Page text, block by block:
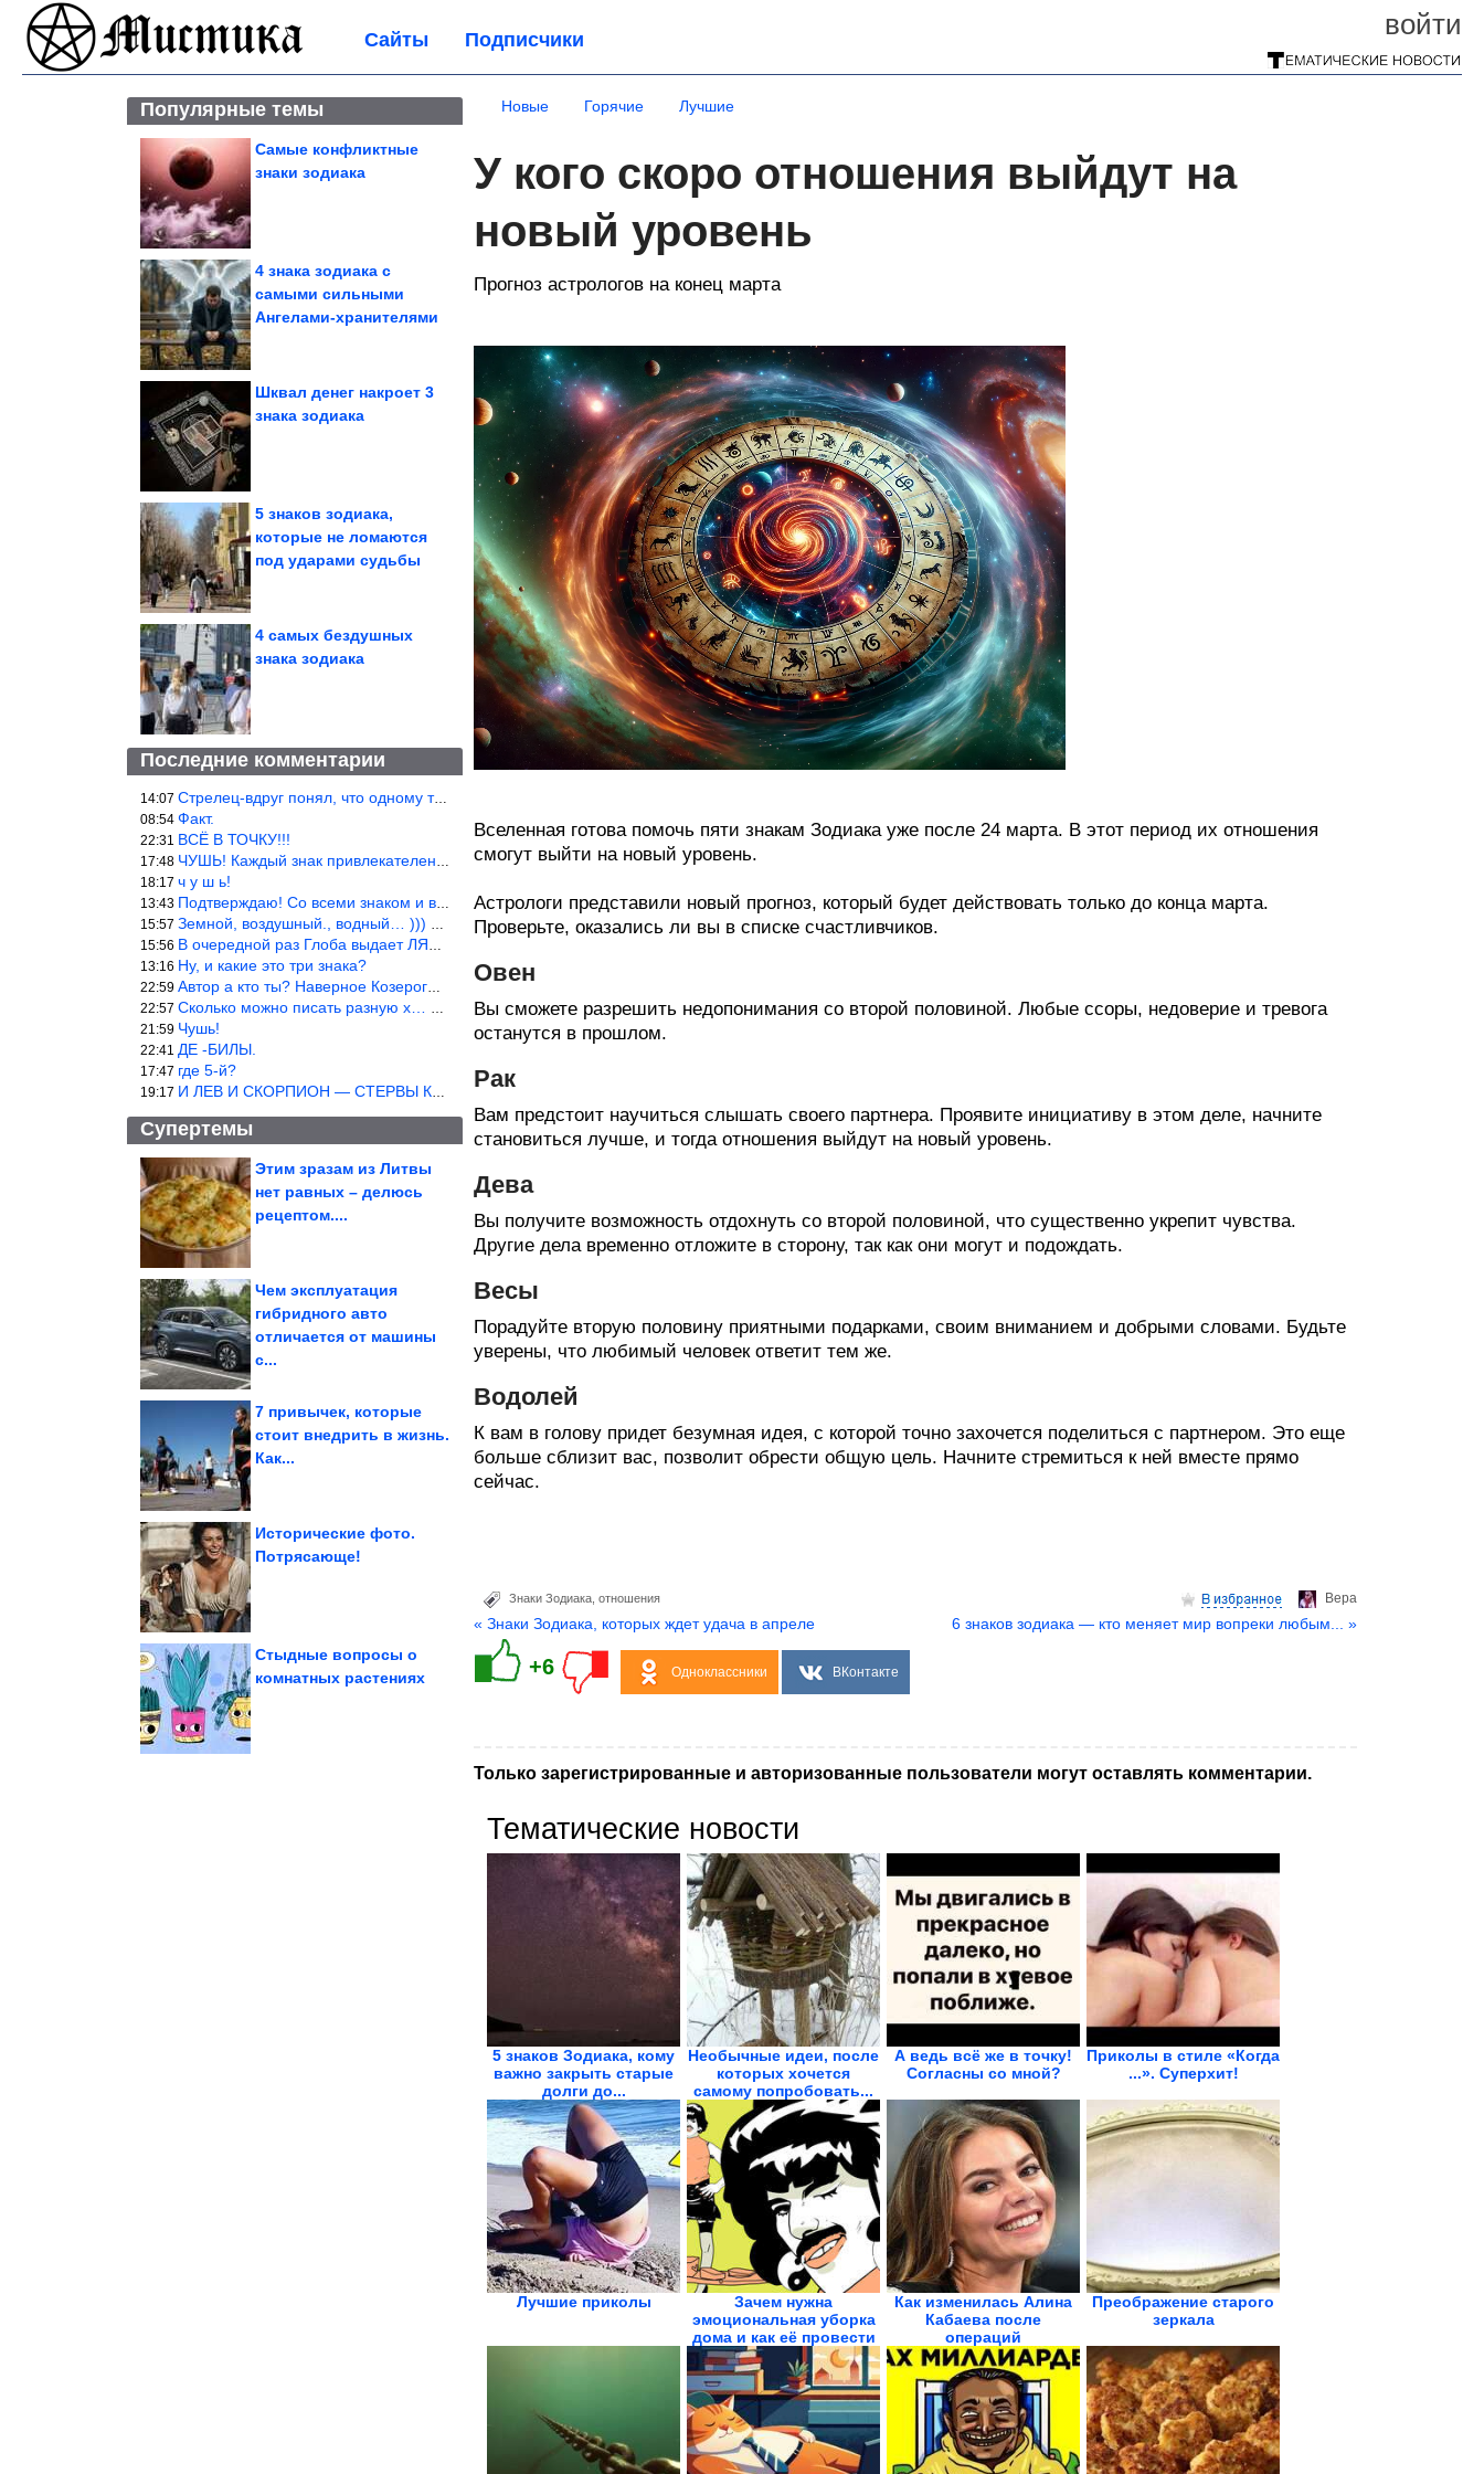
войти
Сайты Подписчики
Популярные темы
Самые конфликтные
знаки зодиака
4 знака зодиака с
самыми сильными
Ангелами-хранителями
Шквал денег накроет 3
знака зодиака
5 знаков зодиака,
которые не ломаются
под ударами судьбы
4 самых бездушных
знака зодиака
Последние комментарии
14:07 Стрелец-вдруг понял, что одному то и жить легче.
08:54 Факт.
22:31 ВСЁ В ТОЧКУ!!!
17:48 ЧУШЬ! Каждый знак привлекателен! И среди Весов, Близнецов встреч
18:17 ч у ш ь!
13:43 Подтверждаю! Со всеми знаком и все одиноки и Я )))
15:57 Земной, воздушный., водный… ))) выбери сам трех из 9 )))
15:56 В очередной раз Глоба выдает ЛЯП! А корректоры, редакторы пропус
13:16 Ну, и какие это три знака?
22:59 Автор а кто ты? Наверное Козерог… Рога жена Рыба наставила ))
22:57 Сколько можно писать разную х… йню? Автор что то обкурился?
21:59 Чушь!
22:41 ДЕ -БИЛЫ.
17:47 где 5-й?
19:17 И ЛЕВ И СКОРПИОН — СТЕРВЫ КАКИХ ЕЩЕ ПОИСКАТЬ НАДО
Супертемы
Простая привычка
поломки во время...
Этим зразам из Литвы
нет равных – делюсь
рецептом....
Чем эксплуатация
гибридного авто
отличается от машины
с...
7 привычек, которые
стоит внедрить в жизнь.
Как...
Ещё 10 уникальных мест
Исторические фото.
Потрясающе!
Стыдные вопросы о
комнатных растениях
Новые Горячие Лучшие
У кого скоро отношения выйдут на
новый уровень
Прогноз астрологов на конец марта
Вселенная готова помочь пяти знакам Зодиака уже после 24 марта. В этот период их отношения
смогут выйти на новый уровень.
Астрологи представили новый прогноз, который будет действовать только до конца марта.
Проверьте, оказались ли вы в списке счастливчиков.
Овен
Вы сможете разрешить недопонимания со второй половиной. Любые ссоры, недоверие и тревога
останутся в прошлом.
Рак
Вам предстоит научиться слышать своего партнера. Проявите инициативу в этом деле, начните
становиться лучше, и тогда отношения выйдут на новый уровень.
Дева
Вы получите возможность отдохнуть со второй половиной, что существенно укрепит чувства.
Другие дела временно отложите в сторону, так как они могут и подождать.
Весы
Порадуйте вторую половину приятными подарками, своим вниманием и добрыми словами. Будьте
уверены, что любимый человек ответит тем же.
Водолей
К вам в голову придет безумная идея, с которой точно захочется поделиться с партнером. Это еще
больше сблизит вас, позволит обрести общую цель. Начните стремиться к ней вместе прямо
сейчас.
Верa
Знаки Зодиака отношения
« Знаки Зодиака, которых ждет удача в апреле 6 знаков зодиака — кто меняет мир вопреки любым... »
+6 Одноклассники ВКонтакте
Только зарегистрированные и авторизованные пользователи могут оставлять комментарии.
Тематические новости
5 знаков Зодиака, кому
важно закрыть старые
долги до...
Необычные идеи, после
которых хочется
самому попробовать...
А ведь всё же в точку!
Согласны со мной?
Приколы в стиле «Когда
...». Суперхит!
Лучшие приколы
Зачем нужна
эмоциональная уборка
дома и как её провести
Как изменилась Алина
Кабаева после
операций
Преображение старого
зеркала